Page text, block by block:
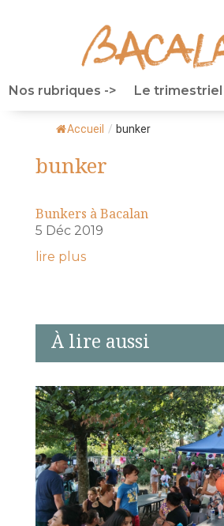
Nos rubriques -> Le trimestriel
Accueil / bunker
bunker
Bunkers à Bacalan
5 Déc 2019
lire plus
À lire aussi